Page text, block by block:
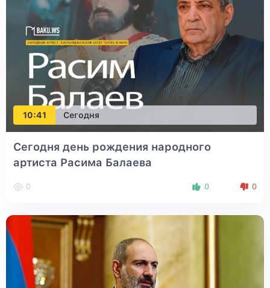
10:41 Сегодня
Сегодня день рождения народного
артиста Расима Балаева
0 0 0